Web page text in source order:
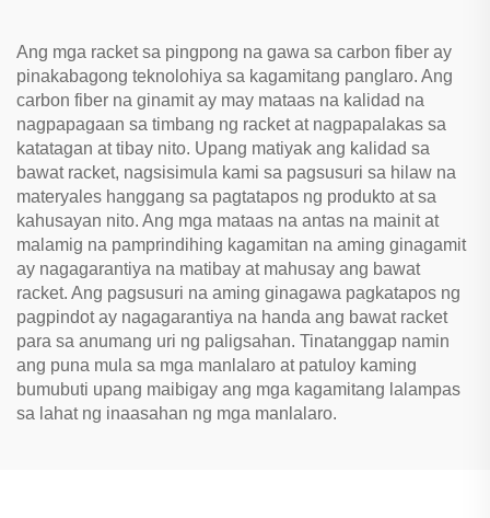
Ang mga racket sa pingpong na gawa sa carbon fiber ay
pinakabagong teknolohiya sa kagamitang panglaro. Ang
carbon fiber na ginamit ay may mataas na kalidad na
nagpapagaan sa timbang ng racket at nagpapalakas sa
katatagan at tibay nito. Upang matiyak ang kalidad sa
bawat racket, nagsisimula kami sa pagsusuri sa hilaw na
materyales hanggang sa pagtatapos ng produkto at sa
kahusayan nito. Ang mga mataas na antas na mainit at
malamig na pamprindihing kagamitan na aming ginagamit
ay nagagarantiya na matibay at mahusay ang bawat
racket. Ang pagsusuri na aming ginagawa pagkatapos ng
pagpindot ay nagagarantiya na handa ang bawat racket
para sa anumang uri ng paligsahan. Tinatanggap namin
ang puna mula sa mga manlalaro at patuloy kaming
bumubuti upang maibigay ang mga kagamitang lalampas
sa lahat ng inaasahan ng mga manlalaro.